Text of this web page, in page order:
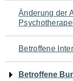
für
den
Änderung der
Betroffene
Betroffene